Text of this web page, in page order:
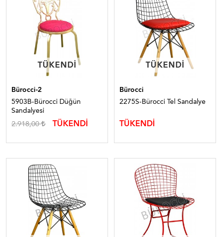
TÜKENDI
TÜKENDI
Bürocci-2
5903B-Bürocci Düğün
Sandalyesi
2.918,00 TÜKENDİ
TÜKENDI
TÜKENDI
Bürocci
2275S-Bürocci Tel Sandalye
TÜKENDİ